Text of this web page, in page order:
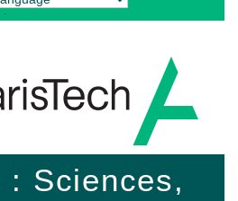
by Translate
: Sciences,